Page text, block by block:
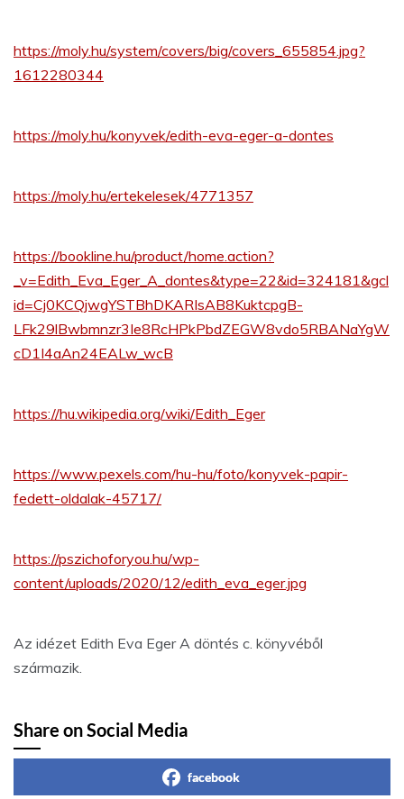
https://moly.hu/system/covers/big/covers_655854.jpg?
1612280344
https://moly.hu/konyvek/edith-eva-eger-a-dontes
https://moly.hu/ertekelesek/4771357
https://bookline.hu/product/home.action?
_v=Edith_Eva_Eger_A_dontes&type=22&id=324181&gcl
id=Cj0KCQjwgYSTBhDKARIsAB8KuktcpgB-
LFk29lBwbmnzr3Ie8RcHPkPbdZEGW8vdo5RBANaYgW
cD1I4aAn24EALw_wcB
https://hu.wikipedia.org/wiki/Edith_Eger
https://www.pexels.com/hu-hu/foto/konyvek-papir-
fedett-oldalak-45717/
https://pszichoforyou.hu/wp-
content/uploads/2020/12/edith_eva_eger.jpg
Az idézet Edith Eva Eger A döntés c. könyvéből
származik.
Share on Social Media
facebook